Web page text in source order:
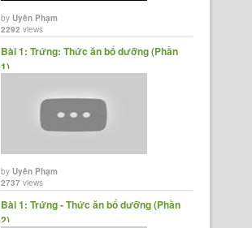
byUyên Phạm
2292 views
Bài 1: Trứng: Thức ăn bổ dưỡng (Phần
1)
byUyên Phạm
2737 views
Bài 1: Trứng - Thức ăn bổ dưỡng (Phần
2)